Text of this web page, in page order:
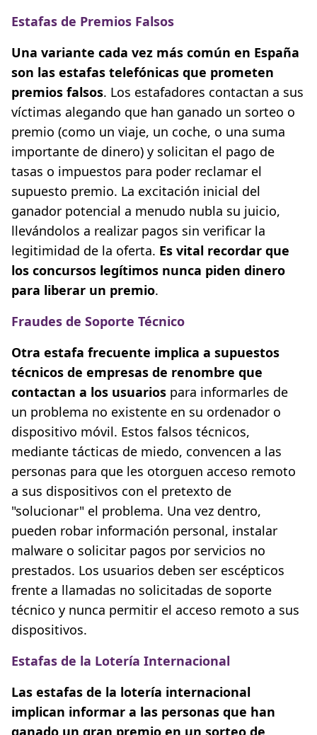
Estafas de Premios Falsos
Una variante cada vez más común en España
son las estafas telefónicas que prometen
premios falsos. Los estafadores contactan a sus
víctimas alegando que han ganado un sorteo o
premio (como un viaje, un coche, o una suma
importante de dinero) y solicitan el pago de
tasas o impuestos para poder reclamar el
supuesto premio. La excitación inicial del
ganador potencial a menudo nubla su juicio,
llevándolos a realizar pagos sin verificar la
legitimidad de la oferta. Es vital recordar que
los concursos legítimos nunca piden dinero
para liberar un premio.
Fraudes de Soporte Técnico
Otra estafa frecuente implica a supuestos
técnicos de empresas de renombre que
contactan a los usuarios para informarles de
un problema no existente en su ordenador o
dispositivo móvil. Estos falsos técnicos,
mediante tácticas de miedo, convencen a las
personas para que les otorguen acceso remoto
a sus dispositivos con el pretexto de
"solucionar" el problema. Una vez dentro,
pueden robar información personal, instalar
malware o solicitar pagos por servicios no
prestados. Los usuarios deben ser escépticos
frente a llamadas no solicitadas de soporte
técnico y nunca permitir el acceso remoto a sus
dispositivos.
Estafas de la Lotería Internacional
Las estafas de la lotería internacional
implican informar a las personas que han
ganado un gran premio en un sorteo de